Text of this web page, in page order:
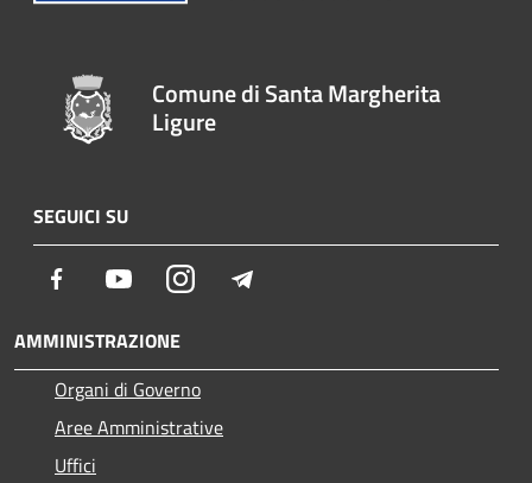
Comune di Santa Margherita
Ligure
SEGUICI SU
Facebook YoutubeInstagram
AMMINISTRAZIONE
Organi di Governo
Aree Amministrative
Uffici